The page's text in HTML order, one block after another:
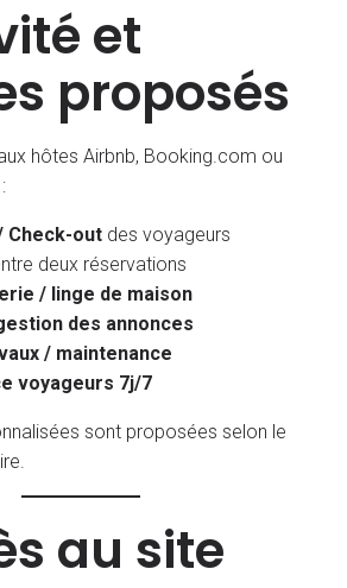
et
proposés
hôtes Airbnb, Booking.com ou
Check-out des voyageurs
deux réservations
/ linge de maison
des annonces
/ maintenance
voyageurs 7j/7
sont proposées selon le
au site